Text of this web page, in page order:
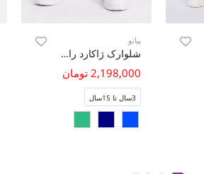
پیانو
شلوارک ژاکارد راه راه (ست با کد 11467)
2,198,000 تومان
3سال تا 15سال